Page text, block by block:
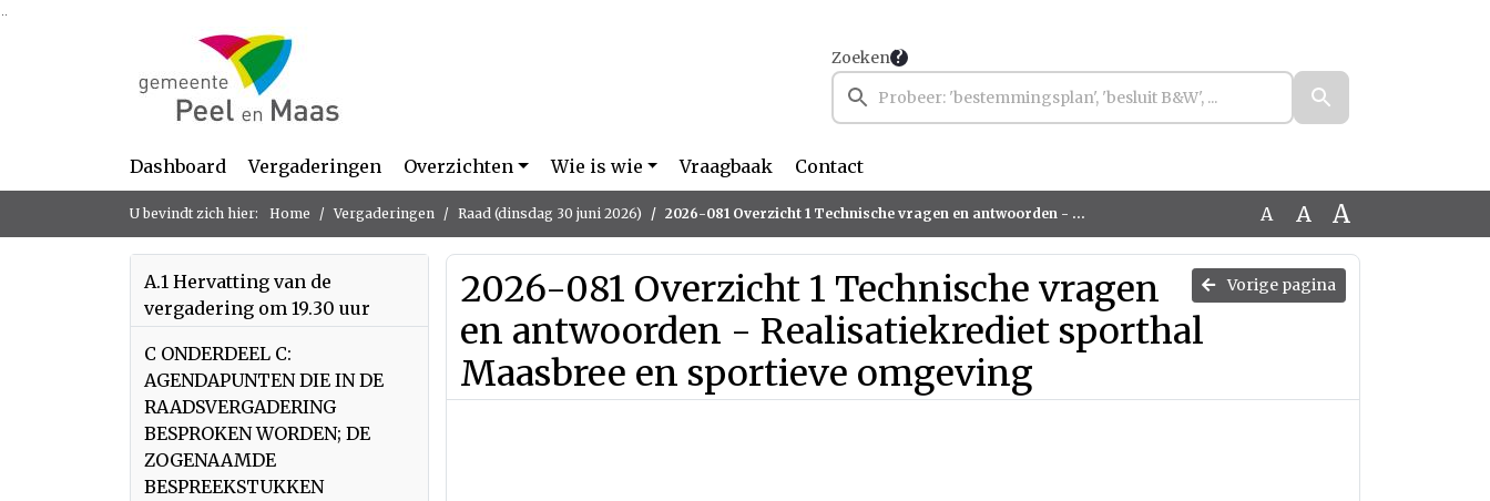
Ga naar de inhoud van deze pagina
Zoeken
Dashboard Vergaderingen Overzichten Wie is wie Vraagbaak Contact
U bevindt zich hier: Home Vergaderingen Raad (dinsdag 30 juni 2026) 2026-081 Overzicht 1 Technische vragen en antwoorden - Realisatiekrediet sporthal Maasbree en sportieve omgeving A A A
A.1 Hervatting van de
vergadering om 19.30 uur
C ONDERDEEL C:
AGENDAPUNTEN DIE IN DE
RAADSVERGADERING
BESPROKEN WORDEN; DE
ZOGENAAMDE
BESPREEKSTUKKEN
Vorige pagina
2026-081 Overzicht 1 Technische vragen
en antwoorden - Realisatiekrediet sporthal
Maasbree en sportieve omgeving